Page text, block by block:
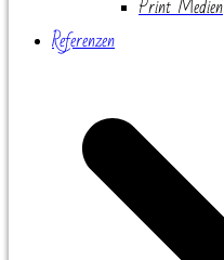
Print Medien
Referenzen